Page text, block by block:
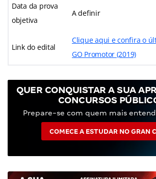
Data da prova
objetiva
A definir
Link do edital
Clique aqui e confira o
GO Promotor (2019)
QUER CONQUISTAR A SUA
CONCURSOS
Prepare-se com quem mais
COMECE A ESTUDAR NO GRAN